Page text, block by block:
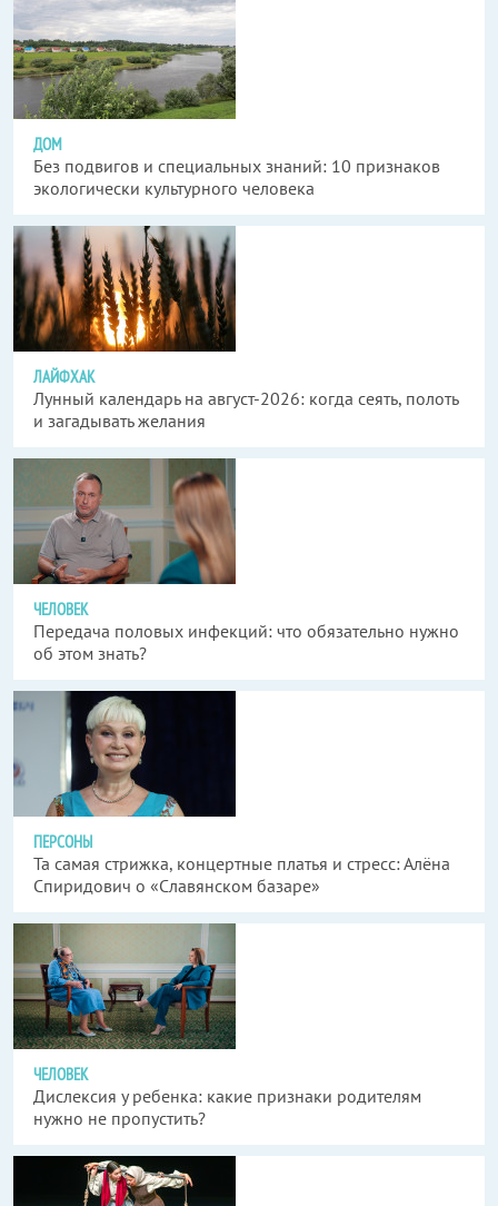
ДОМ
Без подвигов и специальных знаний: 10 признаков
экологически культурного человека
ЛАЙФХАК
Лунный календарь на август-2026: когда сеять, полоть
и загадывать желания
ЧЕЛОВЕК
Передача половых инфекций: что обязательно нужно
об этом знать?
ПЕРСОНЫ
Та самая стрижка, концертные платья и стресс: Алёна
Спиридович о «Славянском базаре»
ЧЕЛОВЕК
Дислексия у ребенка: какие признаки родителям
нужно не пропустить?